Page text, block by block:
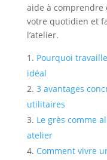
aide à
votre quotidien et
l’atelier.
Pourquoi
idéal
3 avantages
utilitaires
Le grès comme
atelier
Comment vivre